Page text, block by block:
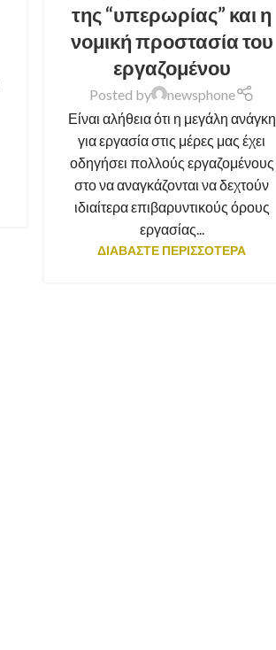
της “υπερωρίας” και η
νομική προστασία του
εργαζομένου
Posted by
newsphone
Είναι αλήθεια ότι η μεγάλη ανάγκη
για εργασία στις μέρες μας έχει
οδηγήσει πολλούς εργαζομένους
στο να αναγκάζονται να δεχτούν
ιδιαίτερα επιβαρυντικούς όρους
εργασίας...
ΔΙΑΒΑΣΤΕ ΠΕΡΙΣΣΟΤΕΡΑ